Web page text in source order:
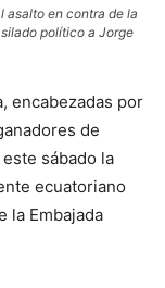
asalto en contra de la
político a Jorge
encabezadas por
de
sábado la
ecuatoriano
la Embajada